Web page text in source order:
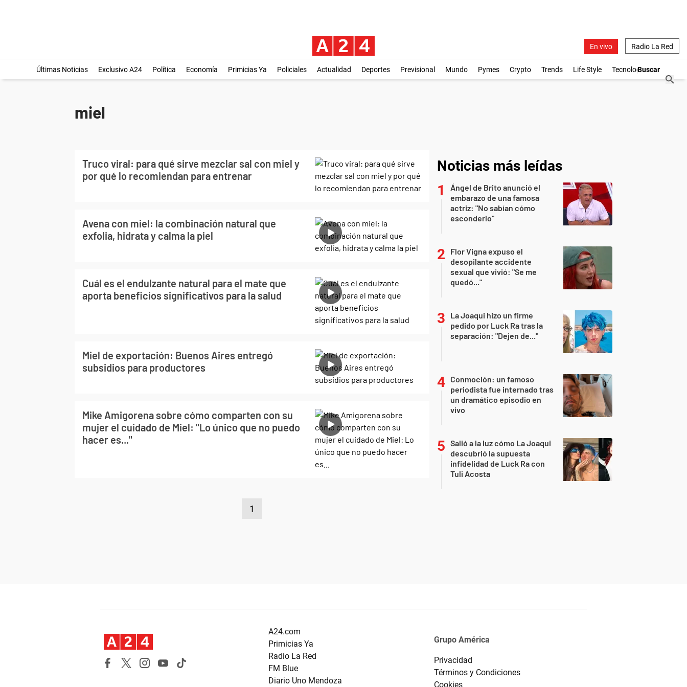
En vivo Radio La Red
Últimas Noticias Exclusivo A24 Política Economía Primicias Ya Policiales Actualidad Deportes Previsional Mundo Pymes Crypto Trends Life Style Tecnología
miel
Truco viral: para qué sirve mezclar sal con miel y
por qué lo recomiendan para entrenar
Avena con miel: la combinación natural que
exfolia, hidrata y calma la piel
Cuál es el endulzante natural para el mate que
aporta beneficios significativos para la salud
Miel de exportación: Buenos Aires entregó
subsidios para productores
Mike Amigorena sobre cómo comparten con su
mujer el cuidado de Miel: "Lo único que no puedo
hacer es..."
1
Noticias más leídas
Ángel de Brito anunció el
embarazo de una famosa
actriz: "No sabían cómo
esconderlo"
Flor Vigna expuso el
desopilante accidente
sexual que vivió: "Se me
quedó..."
La Joaqui hizo un firme
pedido por Luck Ra tras la
separación: "Dejen de..."
Conmoción: un famoso
periodista fue internado tras
un dramático episodio en
vivo
Salió a la luz cómo La Joaqui
descubrió la supuesta
infidelidad de Luck Ra con
Tuli Acosta
A24.com
Primicias Ya
Radio La Red
FM Blue
Diario Uno Mendoza
Grupo América
Privacidad
Términos y Condiciones
Cookies